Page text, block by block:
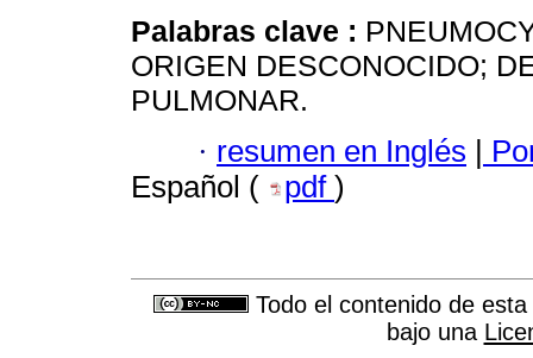
Palabras clave :
ORIGEN DESCONOCIDO;
PULMONAR.
· resumen en Inglés |
Español (
pdf )
Todo el contenido de
bajo una